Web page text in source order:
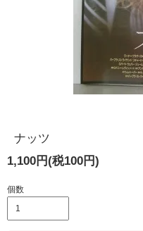
ナッツ
1,100円(税100円)
個数